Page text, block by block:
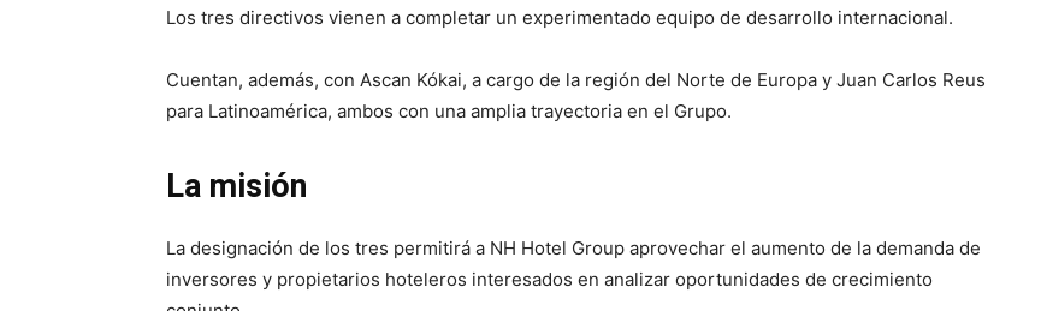
Los tres directivos vienen a completar un experimentado equipo de desarrollo internacional.
Cuentan, además, con Ascan Kókai, a cargo de la región del Norte de Europa y Juan Carlos Reus
para Latinoamérica, ambos con una amplia trayectoria en el Grupo.
La misión
La designación de los tres permitirá a NH Hotel Group aprovechar el aumento de la demanda de
inversores y propietarios hoteleros interesados en analizar oportunidades de crecimiento